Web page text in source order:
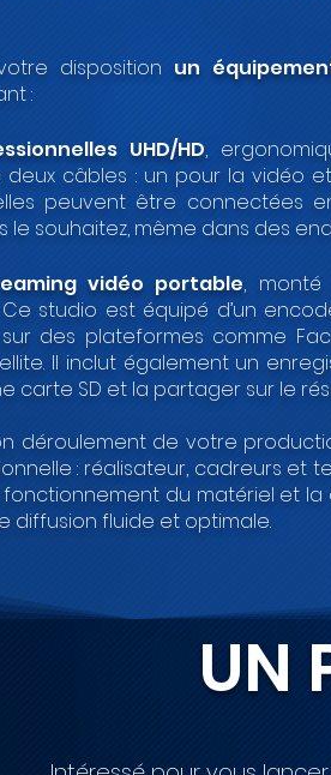
disposition un
:
UHD/HD,
câbles : un pour la vidéo et
peuvent être connectées
le souhaitez, même dans des
vidéo portable, monté
studio est équipé d’un
des plateformes comme
Il inclut également un
carte SD et la partager sur le
déroulement de votre
: réalisateur, cadreurs et
fonctionnement du matériel et
diffusion fluide et optimale.
UN